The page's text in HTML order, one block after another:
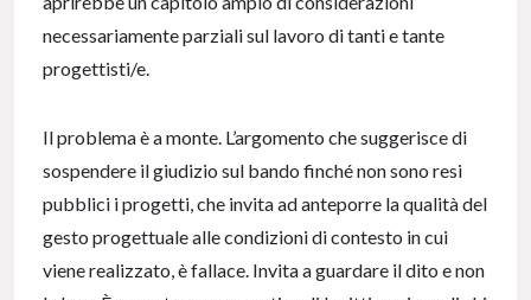
necessariamente parziali sul lavoro di tanti e tante
progettisti/e.
Il problema è a monte. L’argomento che suggerisce di
sospendere il giudizio sul bando finché non sono resi
pubblici i progetti, che invita ad anteporre la qualità del
gesto progettuale alle condizioni di contesto in cui
viene realizzato, è fallace. Invita a guardare il dito e non